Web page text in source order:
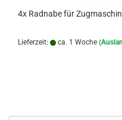
4x Radnabe für
Lieferzeit: ca. 1 Woche